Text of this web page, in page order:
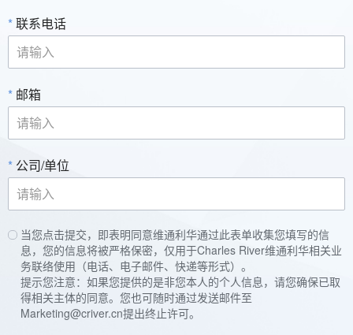
*联系电话
* 邮箱
* 公司/单位
当您点击提交，即表明同意维通利华通过此表单收集您填写的信
息，您的信息将被严格保密，仅用于Charles River维通利华相关业
务联络使用（电话、电子邮件、快递等形式）。
提示您注意：如果您提供的是非您本人的个人信息，请您确保已取
得相关主体的同意。您也可随时通过发送邮件至
Marketing@criver.cn提出终止许可。